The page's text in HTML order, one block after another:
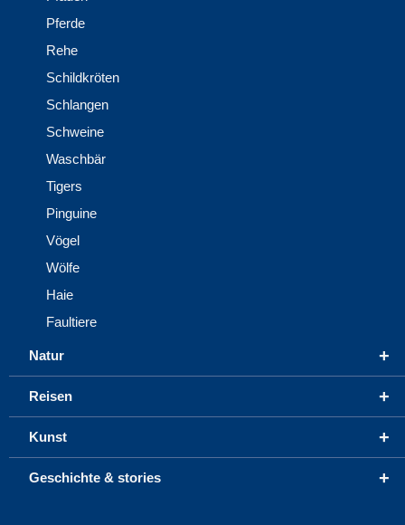
Pferde
Rehe
Schildkröten
Schlangen
Schweine
Waschbär
Tigers
Pinguine
Vögel
Wölfe
Haie
Faultiere
+
Natur
+
Reisen
+
Kunst
+
Geschichte & stories